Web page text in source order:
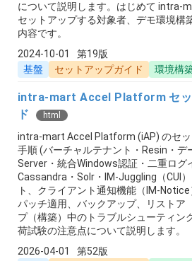
について説明します。はじめて intra-
セットアップする対象者、デモ環境構
内容です。
2024-10-01
第19版
基盤
セットアップガイド 環境構
intra-mart Accel Platform セッ
ド
html
intra-mart Accel Platform (iAP) のセ
手順 (バーチャルテナント・Resin・デ
Server・統合Windows認証・二重ログ
Cassandra・Solr・IM-Juggling（CUI
ト、クライアント通知機能（IM-Notice
パッチ適用、バックアップ、リストア
プ（構築）中のトラブルシューティン
荷試験の注意点について説明します。
2026-04-01
第52版